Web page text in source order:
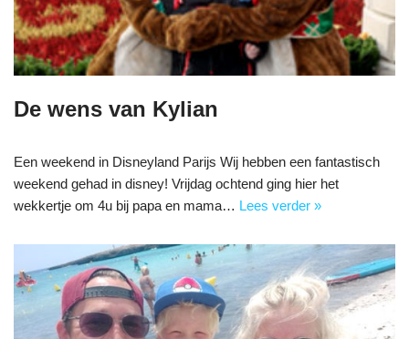
De wens van Kylian
Een weekend in Disneyland Parijs Wij hebben een fantastisch
weekend gehad in disney! Vrijdag ochtend ging hier het
wekkertje om 4u bij papa en mama… Lees verder »